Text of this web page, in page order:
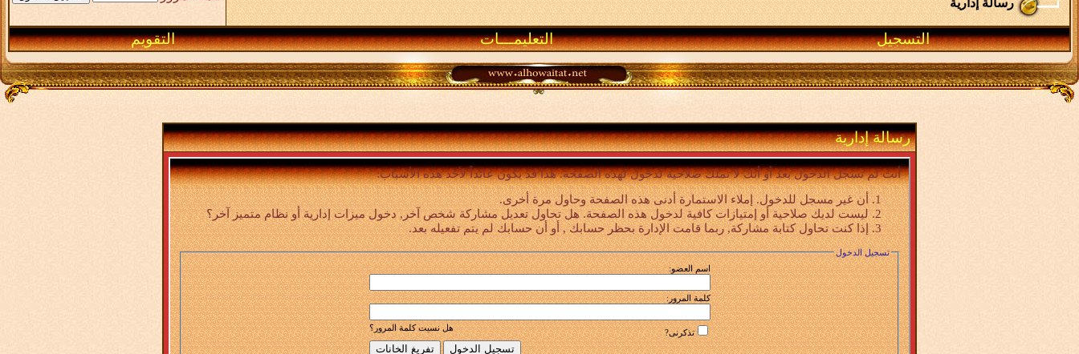
التسجيل التعليمـــات التقويم
رسالة إدارية
أنت لم تسجل الدخول بعد أو أنك لا تملك صلاحية لدخول لهذه الصفحة. هذا قد يكون عائداً لأحد هذه الأسباب:
أن غير مسجل للدخول. إملاء الاستمارة أدنى هذه الصفحة وحاول مرة أخرى.
ليست لديك صلاحية أو إمتيازات كافية لدخول هذه الصفحة. هل تحاول تعديل مشاركة شخص آخر, دخول ميزات إدارية أو نظام متميز آخر؟
إذا كنت تحاول كتابة مشاركة, ربما قامت الإدارة بحظر حسابك , أو أن حسابك لم يتم تفعيله بعد.
تسجيل الدخول
اسم العضو:
كلمة المرور:
هل نسيت كلمة المرور؟ تذكرنى?